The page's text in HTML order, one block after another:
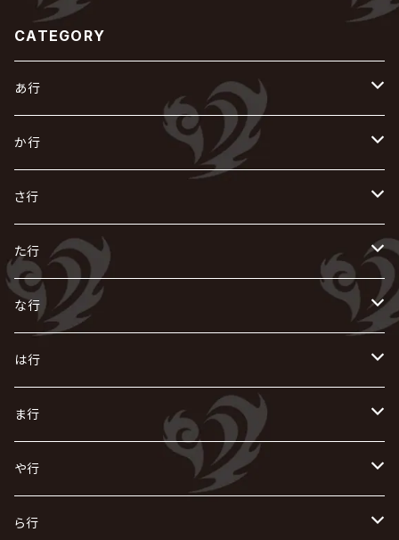
CATEGORY
あ行
あ
R指定
AIOLIN
i.D.A
Azavana
い
IKUO
exist†trace
う
VIRGE / ヴァージュ
Waive
え
ACE OF SPADES
X JAPAN
LSN / The LEGENDARY SIX NINE
お
AURORIZE
OFIAM
か行
か
怪人二十面奏
Kαin
き
KISAKI
キズ
く
Crack6
グラビティ
け
[ kei ] / 圭
仮病
こ
GOATBED
ゴールデンボンバー
さ行
さ
ザアザア
The THIRTEEN
し
Zeke Deux
Z CLEAR
す
Z CLEAR
超ジャシー
せ
ゼラ
零[Hz]
そ
SOPHIA
た行
た
DASEIN
DAIGO
ち
CHAQLA.
つ
て
D
と
な行
な
NIGHTMARE
NAZARE
に
NiEL
NICOLAS
ぬ
nurié
ね
は行
は
heidi.
H.U.G
ひ
HERO
ふ
ま行
ま
THE MICRO HEAD 4N'S
み
や行
や
ら行